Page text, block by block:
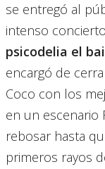
se entregó al
intenso
psicodelia el
encargó de
Coco con los
en un escenario
rebosar hasta
primeros rayos